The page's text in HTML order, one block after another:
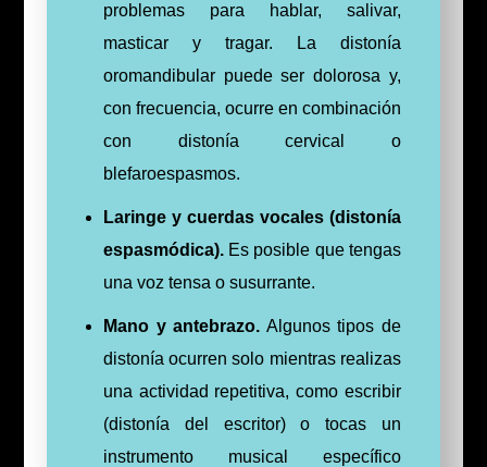
problemas para hablar, salivar,
masticar y tragar. La distonía
oromandibular puede ser dolorosa y,
con frecuencia, ocurre en combinación
con distonía cervical o
blefaroespasmos.
Laringe y cuerdas vocales (distonía
espasmódica).Es posible que tengas
una voz tensa o susurrante.
Mano y antebrazo. Algunos tipos de
distonía ocurren solo mientras realizas
una actividad repetitiva, como escribir
(distonía del escritor) o tocas un
instrumento musical específico